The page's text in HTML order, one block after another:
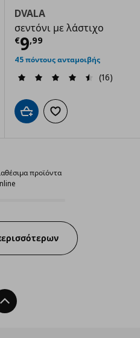
€ 4,99
DVALA
σεντόνι με λάστιχο
€9,99
Τρέχουσα
45 πόντους ανταμοιβής
(16)
Προσθήκη στο καλάθι
Προσθήκη στα
προϊόντα
24 από 1463 διαθέσιμα
Back To Top